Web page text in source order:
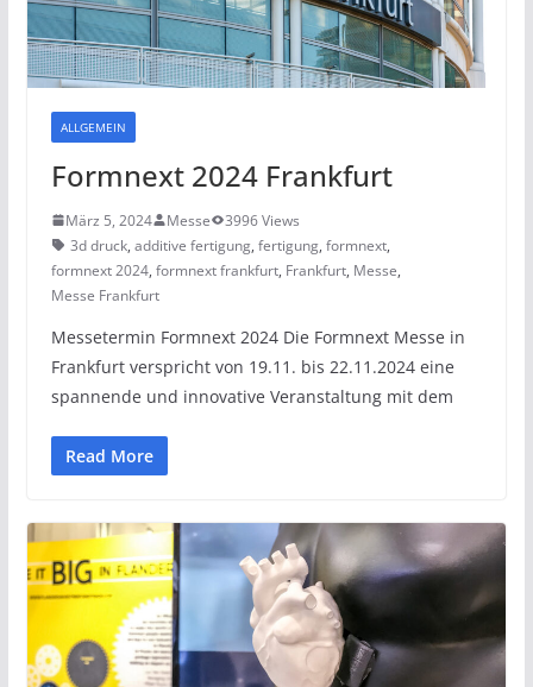
ALLGEMEIN
Formnext 2024 Frankfurt
März 5, 2024 Messe
3996 Views
3d druck, additive fertigung, fertigung, formnext,
formnext 2024, formnext frankfurt, Frankfurt, Messe,
Messe Frankfurt
Messetermin Formnext 2024 Die Formnext Messe in
Frankfurt verspricht von 19.11. bis 22.11.2024 eine
spannende und innovative Veranstaltung mit dem
Read More